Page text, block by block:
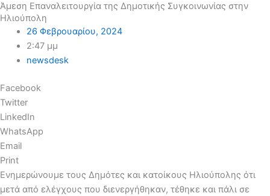
Άμεση Eπαναλειτουργία της Δημοτικής Συγκοινωνίας στην
Ηλιούπολη
26 Φεβρουαρίου, 2024
2:47 μμ
newsdesk
Facebook
Twitter
LinkedIn
WhatsApp
Email
Print
Ενημερώνουμε τους Δημότες και κατοίκους Ηλιούπολης ότι
μετά από ελέγχους που διενεργήθηκαν, τέθηκε και πάλι σε